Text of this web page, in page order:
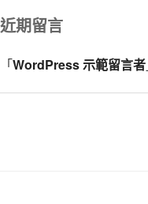
近期留言
「WordPress 示範留言者